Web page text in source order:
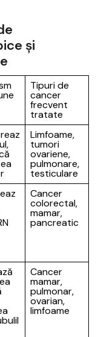
și
Tipuri de
cancer
frecvent
tratate
Limfoame,
tumori
ovariene,
pulmonare,
testiculare
Cancer
colorectal,
mamar,
pancreatic
Cancer
mamar,
pulmonar,
ovarian,
limfoame